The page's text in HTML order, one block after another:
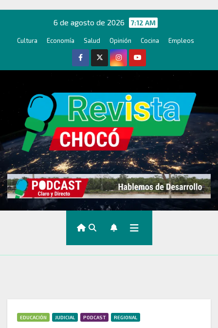
contenido
6 de agosto de 2026 7:12 AM
Cultura Economía Salud Opinión Cocina Empleos
EDUCACIÓN JUDICIAL PODCAST REGIONAL